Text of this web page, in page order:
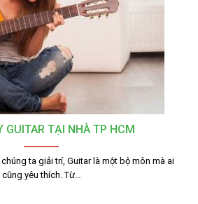
GUITAR TẠI NHÀ TP HCM
ta giải trí, Guitar là một bộ môn mà ai
cũng yêu thích. Từ…